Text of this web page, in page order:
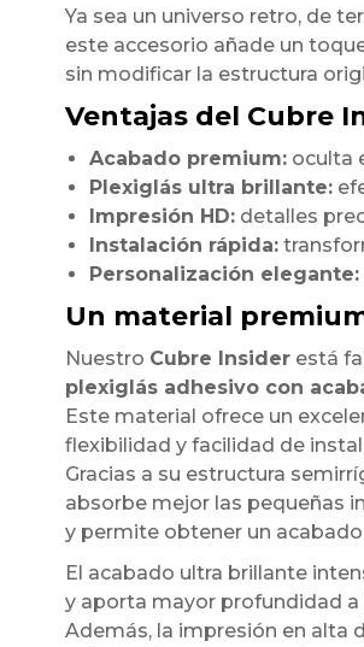
Ya sea un universo retro, de
este accesorio añade un
sin modificar la estructura
Ventajas del Cubre
Acabado premium:oculta
Plexiglás ultra brillante:
Impresión HD:detalles
Instalación rápida:
Personalización elegante:
Un material
Nuestro Cubre Insiderestá
plexiglás adhesivo con
Este material ofrece un
flexibilidad y facilidad de
Gracias a su estructura
absorbe mejor las pequeñas
y permite obtener un
El acabado ultra brillante
y aporta mayor profundidad a
Además, la impresión en alta